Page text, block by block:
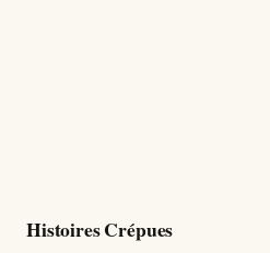
Histoires Crépues